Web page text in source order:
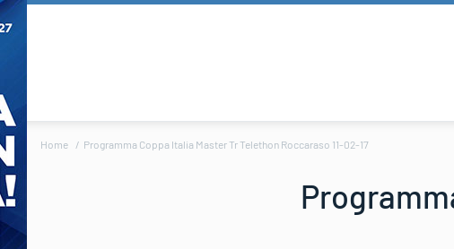
Home Programma Coppa Italia Master Tr Telethon Roccaraso 11-02-17